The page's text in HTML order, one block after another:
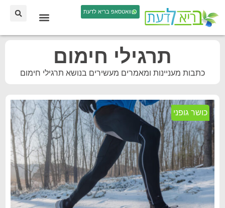
וואטסאפ בריא לדעת
תרגילי חימום
כתבות מעניינות ומאמרים מעשירים בנושא תרגילי חימום
כושר גופני